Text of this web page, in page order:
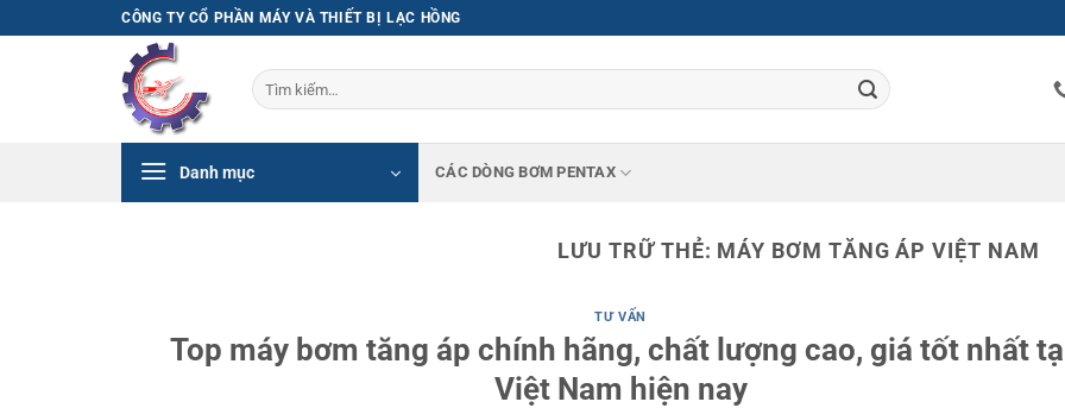
qua
CÔNG TY CỔ PHẦN MÁY VÀ THIẾT BỊ LẠC HỒNG
Tìm
kiếm:
Danh mục CÁC DÒNG BƠM PENTAX
LƯU TRỮ THẺ: MÁY BƠM TĂNG ÁP VIỆT NAM
TƯ VẤN
Top máy bơm tăng áp chính hãng, chất lượng cao, giá tốt nhất
Việt Nam hiện nay